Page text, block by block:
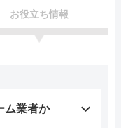
お役立ち情報
ム業者か